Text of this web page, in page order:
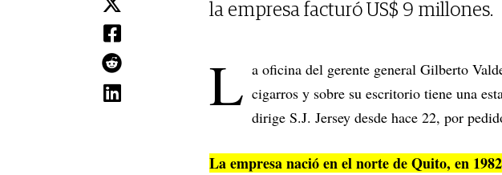
la empresa facturó US$ 9 millones.
L a oficina del gerente general Gilberto
cigarros y sobre su escritorio tiene una
dirige S.J. Jersey desde hace 22, por
La empresa nació en el norte de Quito, en 1982